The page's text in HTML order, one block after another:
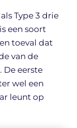
Type 3 drie
een soort
toeval dat
van de
De eerste
wel een
leunt op